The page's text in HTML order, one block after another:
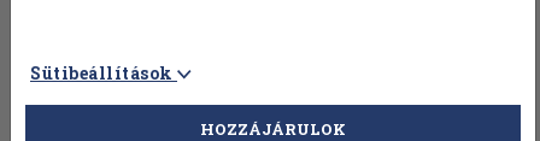
Vissza az előző oldalra
Sütibeállítások
HOZZÁJÁRULOK